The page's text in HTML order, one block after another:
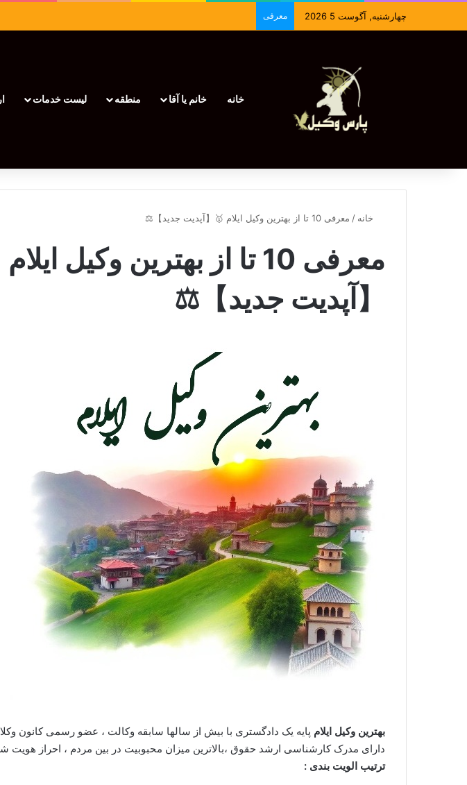
چهارشنبه, آگوست 5 2026 معرفی
خانه خانم یا آقا منطقه لیست خدمات
خانه / معرفی 10 تا از بهترین وکیل ایلام 🥇【آپدیت جدید】⚖️
معرفی 10 تا از بهترین وکیل
【آپدیت جدید】⚖️
بهترین وکیل ایلام پایه یک دادگستری با بیش از سالها سابقه وکالت ، عضو رسمی کانون
دارای مدرک کارشناسی ارشد حقوق ،بالاترین میزان محبوبیت در بین مردم ، احراز
ترتیب الویت بندی :